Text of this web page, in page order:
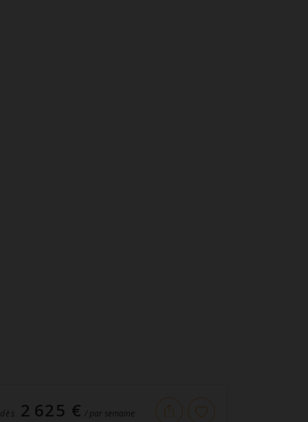
dès 2 625 € / par semaine